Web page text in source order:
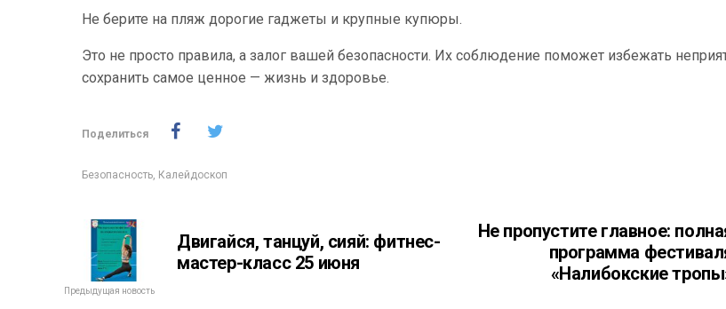
Не берите на пляж дорогие гаджеты и крупные купюры.
Это не просто правила, а залог вашей безопасности. Их соблюдение поможет избежать
сохранить самое ценное — жизнь и здоровье.
Поделиться
Безопасность, Калейдоскоп
Двигайся, танцуй, сияй: фитнес-
мастер-класс 25 июня
Предыдущая новость
Не пропустите главное:
программа
«Налибокские